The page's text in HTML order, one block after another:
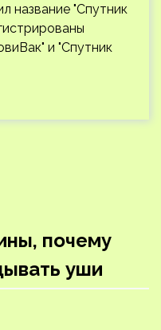
название "Спутник
и "Спутник
почему
уши